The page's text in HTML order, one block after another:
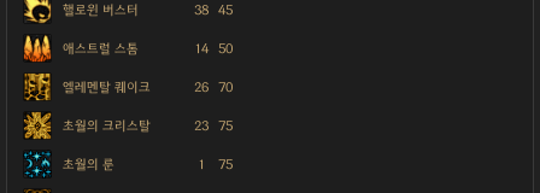
핼로윈 버스터 38 45
애스트럴 스톰 14 50
엘레멘탈 퀘이크 26 70
초월의 크리스탈 23 75
초월의 룬 1 75